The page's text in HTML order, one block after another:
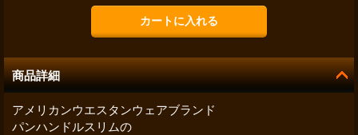
商品詳細
アメリカンウエスタンウェアブランド
パンハンドルスリムの